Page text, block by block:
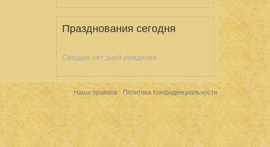
Празднования сегодня
Сегодня нет дней рождения
Политика Конфиденциальности
Наши правила·